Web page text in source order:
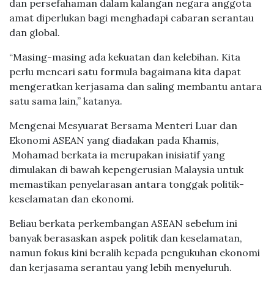
dan persefahaman dalam kalangan negara anggota
amat diperlukan bagi menghadapi cabaran serantau
dan global.
“Masing-masing ada kekuatan dan kelebihan. Kita
perlu mencari satu formula bagaimana kita dapat
mengeratkan kerjasama dan saling membantu antara
satu sama lain,” katanya.
Mengenai Mesyuarat Bersama Menteri Luar dan
Ekonomi ASEAN yang diadakan pada Khamis,
Mohamad berkata ia merupakan inisiatif yang
dimulakan di bawah kepengerusian Malaysia untuk
memastikan penyelarasan antara tonggak politik-
keselamatan dan ekonomi.
Beliau berkata perkembangan ASEAN sebelum ini
banyak berasaskan aspek politik dan keselamatan,
namun fokus kini beralih kepada pengukuhan ekonomi
dan kerjasama serantau yang lebih menyeluruh.